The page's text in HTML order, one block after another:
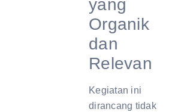
yang
Organik
dan
Relevan
Kegiatan ini
dirancang tidak